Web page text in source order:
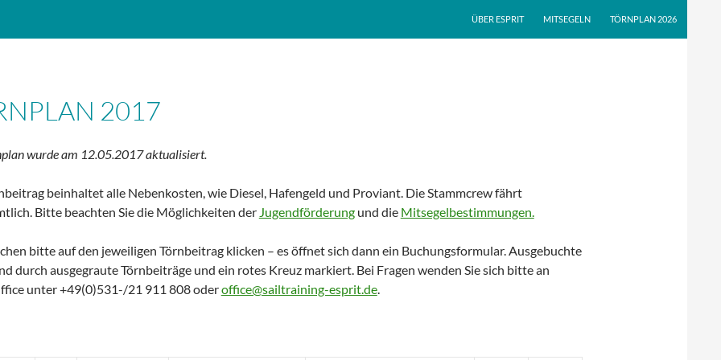
ÜBER ESPRIT MITSEGELN TÖRNPLAN 2026
2017
wurde am 12.05.2017 aktualisiert.
beinhaltet alle Nebenkosten, wie Diesel, Hafengeld und Proviant. Die Stammcrew fährt
Bitte beachten Sie die Möglichkeiten der Jugendförderungund die Mitsegelbestimmungen.
bitte auf den jeweiligen Törnbeitrag klicken – es öffnet sich dann ein Buchungsformular. Ausgebuchte
durch ausgegraute Törnbeiträge und ein rotes Kreuz markiert. Bei Fragen wenden Sie sich bitte an
unter +49(0)531-/21 911 808 oderoffice@sailtraining-esprit.de.